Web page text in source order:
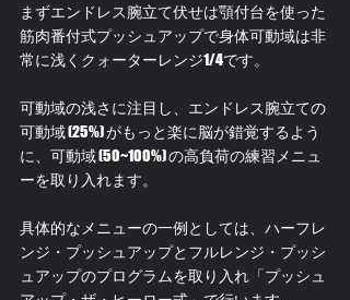
まずエンドレス腕立て伏せは顎付台を使った
筋肉番付式プッシュアップで身体可動域は非
常に浅くクォーターレンジ1/4です。
可動域の浅さに注目し、エンドレス腕立ての
可動域 (25%) がもっと楽に脳が錯覚するよう
に、可動域 (50~100%) の高負荷の練習メニュ
ーを取り入れます。
具体的なメニューの一例としては、ハーフレ
ンジ・プッシュアップとフルレンジ・プッシ
ュアップのプログラムを取り入れ「プッシュ